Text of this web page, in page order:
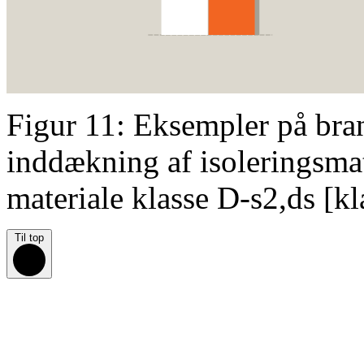
Figur 11: Eksempler på
inddækning af
materiale klasse D-s2,ds
Til top